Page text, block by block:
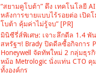
“สยามคูโบต้า” ดึง เทคโนโลยี
หลังการขายแบบไร้รอยต่อ เปิดโ
โบต้า คุ้มค่าไม่รู้จบ” [PR]
มินิซีรี่ส์พิเศษ: เจาะลึกดีล 1.4 พั
สหรัฐฯ! Brady ปิดดีลซื้อกิจการ
Honeywell จัดทัพใหม่ 2 กลุ่มธุร
หม้อ Metrologic นั่งแท่น CTO คุ
ทั้งองค์กร